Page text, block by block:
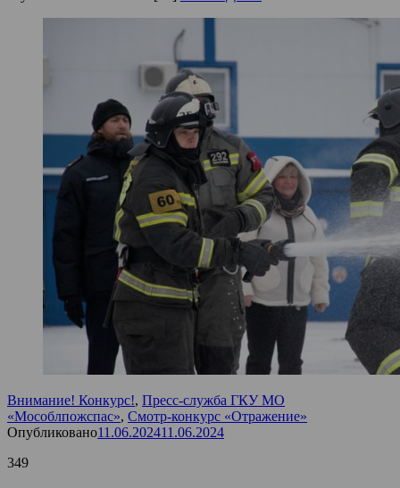
Внимание! Конкурс!, Пресс-служба ГКУ МО
«Мособлпожспас», Смотр-конкурс «Отражение»
Опубликовано11.06.202411.06.2024
349